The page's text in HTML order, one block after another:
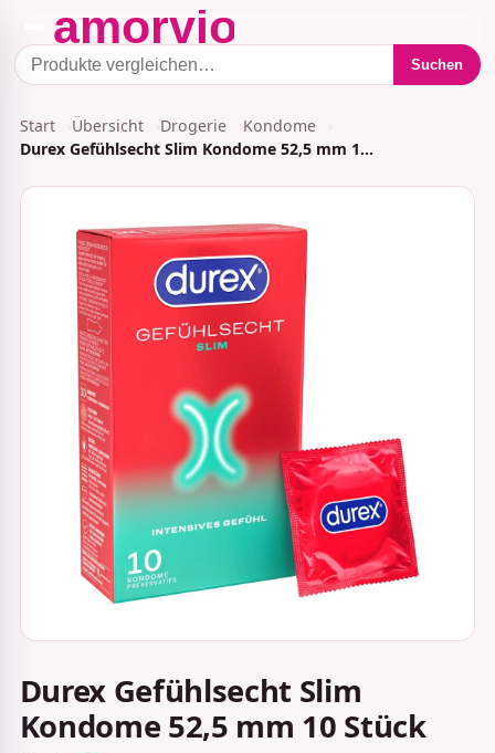
Suchen
Start Übersicht Drogerie
Kondome
Durex Gefühlsecht Slim Kondome 52,5 mm 1…
Durex Gefühlsecht Slim
Kondome 52,5 mm 10 Stück